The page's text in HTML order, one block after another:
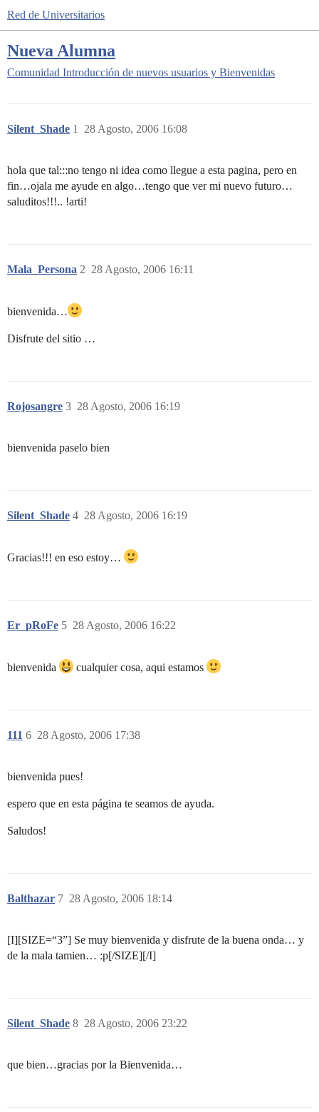
Red de Universitarios
Nueva Alumna
Comunidad Introducción de nuevos usuarios y Bienvenidas
Silent_Shade 28 Agosto, 2006 16:08
1
hola que tal:::no tengo ni idea como llegue a esta pagina, pero en
fin…ojala me ayude en algo…tengo que ver mi nuevo futuro…
saluditos!!!.. !arti!
Mala_Persona 28 Agosto, 2006 16:11
2
bienvenida…
Disfrute del sitio …
Rojosangre 28 Agosto, 2006 16:19
3
bienvenida paselo bien
Silent_Shade 28 Agosto, 2006 16:19
4
Gracias!!! en eso estoy…
Er_pRoFe 28 Agosto, 2006 16:22
5
bienvenida cualquier cosa, aqui estamos
111 28 Agosto, 2006 17:38
6
bienvenida pues!
espero que en esta página te seamos de ayuda.
Saludos!
Balthazar 28 Agosto, 2006 18:14
7
[I][SIZE=“3”] Se muy bienvenida y disfrute de la buena onda… y
de la mala tamien… :p[/SIZE][/I]
Silent_Shade 28 Agosto, 2006 23:22
8
que bien…gracias por la Bienvenida…